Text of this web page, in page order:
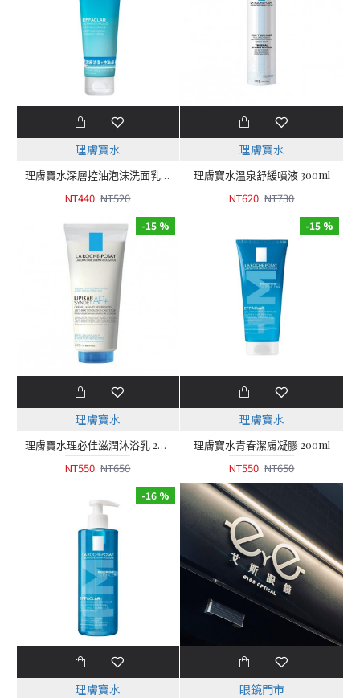
理膚寶水
理膚寶水深層控油泡沫洗面乳 125ml
NT440 NT520
理膚寶水
理膚寶水溫泉舒緩噴液 300ml
NT620 NT730
-15 %
理膚寶水
理膚寶水理必佳滋潤沐浴乳 200ml
NT550 NT650
-15 %
理膚寶水
理膚寶水青春潔膚凝膠 200ml
NT550 NT650
-16 %
理膚寶水 眼鏡門市